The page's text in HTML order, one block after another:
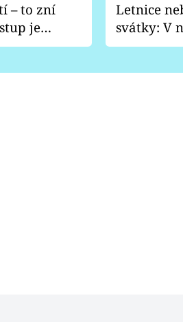
– to zní
je
Letnice
svátky: V
pondělí